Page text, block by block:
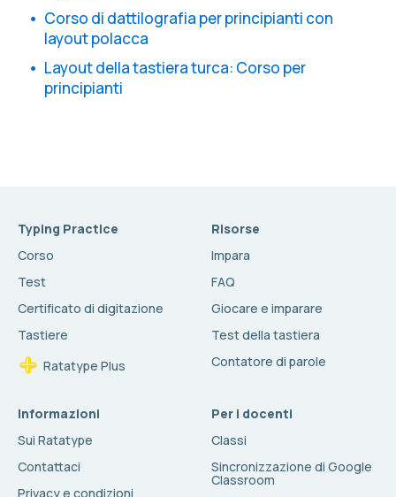
Corso di dattilografia per principianti con
layout polacca
Layout della tastiera turca: Corso per
principianti
Typing Practice
Corso
Test
Certificato di digitazione
Tastiere
Ratatype Plus
Risorse
Impara
FAQ
Giocare e imparare
Test della tastiera
Contatore di parole
Informazioni
Sui Ratatype
Contattaci
Privacy e condizioni
Per i docenti
Classi
Sincronizzazione di Google
Classroom